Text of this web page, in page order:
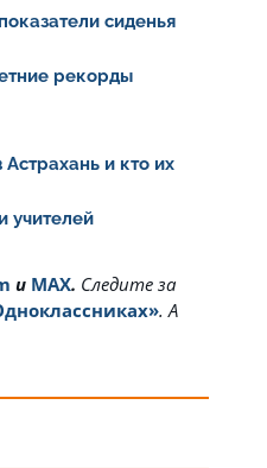
сиденья
рекорды
и кто их
учителей
и MAX. Cледите за
. А